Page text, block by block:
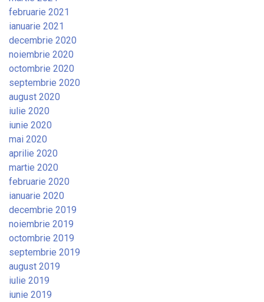
februarie 2021
ianuarie 2021
decembrie 2020
noiembrie 2020
octombrie 2020
septembrie 2020
august 2020
iulie 2020
iunie 2020
mai 2020
aprilie 2020
martie 2020
februarie 2020
ianuarie 2020
decembrie 2019
noiembrie 2019
octombrie 2019
septembrie 2019
august 2019
iulie 2019
iunie 2019